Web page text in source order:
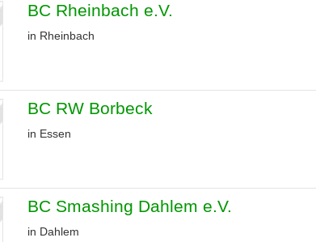
BC Rheinbach e.V.
in Rheinbach
BC RW Borbeck
in Essen
BC Smashing Dahlem e.V.
in Dahlem